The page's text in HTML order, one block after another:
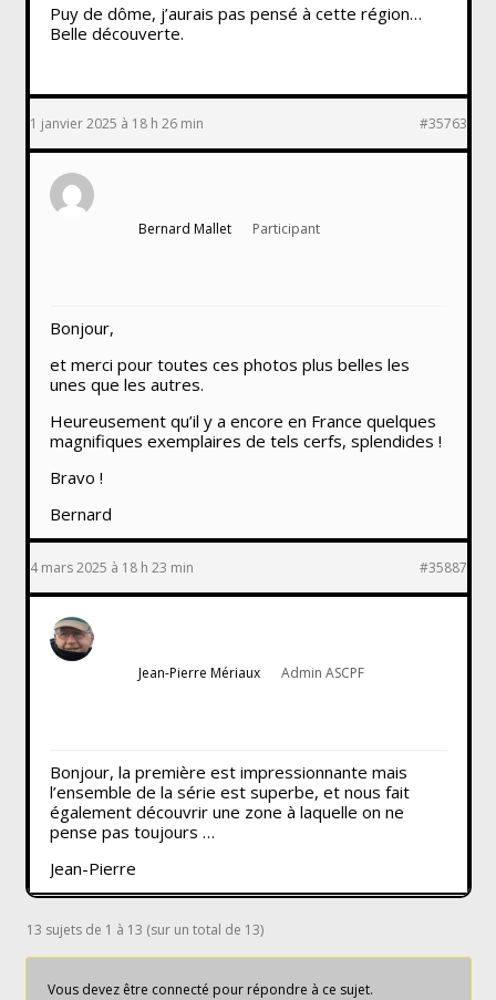
Puy de dôme, j’aurais pas pensé à cette région…
Belle découverte.
1 janvier 2025 à 18 h 26 min #35763
Bernard Mallet Participant
Bonjour,
et merci pour toutes ces photos plus belles les
unes que les autres.
Heureusement qu’il y a encore en France quelques
magnifiques exemplaires de tels cerfs, splendides !
Bravo !
Bernard
4 mars 2025 à 18 h 23 min #35887
Jean-Pierre Mériaux Admin ASCPF
Bonjour, la première est impressionnante mais
l’ensemble de la série est superbe, et nous fait
également découvrir une zone à laquelle on ne
pense pas toujours …
Jean-Pierre
13 sujets de 1 à 13 (sur un total de 13)
Vous devez être connecté pour répondre à ce sujet.